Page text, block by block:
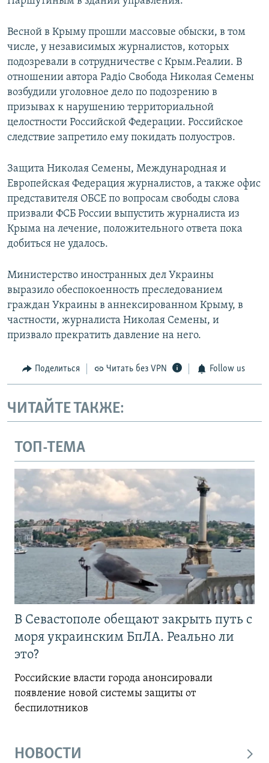
Весной в Крыму прошли массовые обыски, в том
числе, у независимых журналистов, которых
подозревали в сотрудничестве с Крым.Реалии. В
отношении автора Радіо Свобода Николая Семены
возбудили уголовное дело по подозрению в
призывах к нарушению территориальной
целостности Российской Федерации. Российское
следствие запретило ему покидать полуостров.
Защита Николая Семены, Международная и
Европейская Федерация журналистов, а также офис
представителя ОБСЕ по вопросам свободы слова
призвали ФСБ России выпустить журналиста из
Крыма на лечение, положительного ответа пока
добиться не удалось.
Министерство иностранных дел Украины
выразило обеспокоенность преследованием
граждан Украины в аннексированном Крыму, в
частности, журналиста Николая Семены, и
призвало прекратить давление на него.
Поделиться Читать без VPN Follow us
ЧИТАЙТЕ ТАКЖЕ:
ТОП-ТЕМА
В Севастополе обещают закрыть путь с
моря украинским БпЛА. Реально ли
это?
Российские власти города анонсировали
появление новой системы защиты от
беспилотников
НОВОСТИ